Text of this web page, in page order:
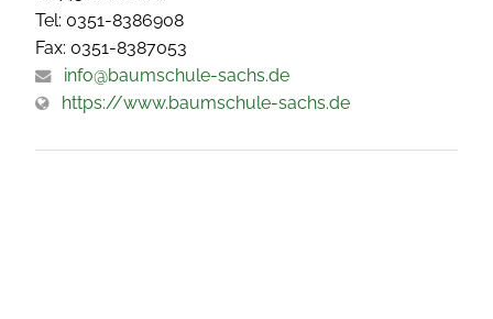
Tel: 0351-8386908
Fax: 0351-8387053
info@baumschule-sachs.de
https://www.baumschule-sachs.de